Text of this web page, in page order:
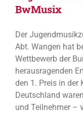
BwMusix
Der
Abt. Wangen hat
Wettbewerb der
herausragenden
den 1. Preis in der
Deutschland
und Teilnehmer –